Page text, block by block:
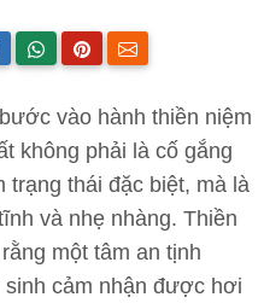
vào hành thiền niệm
không phải là cố gắng
trạng thái đặc biệt, mà là
và nhẹ nhàng. Thiền
một tâm an tịnh
cảm nhận được hơi